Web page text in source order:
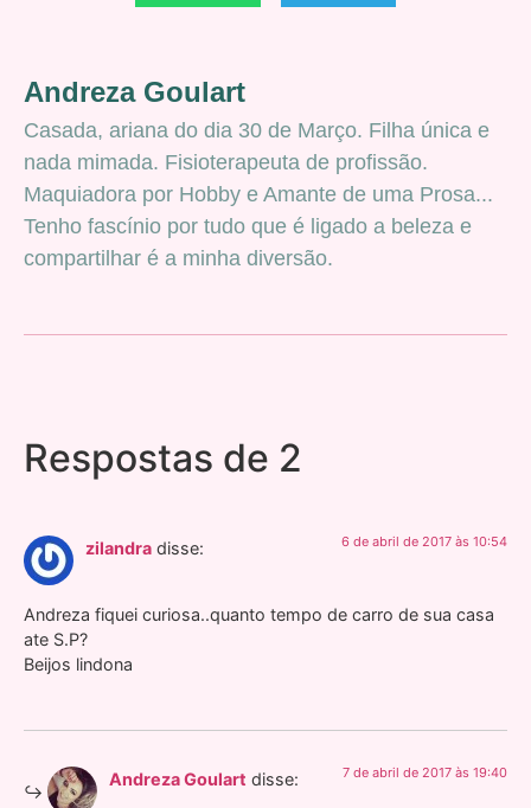
Andreza Goulart
Casada, ariana do dia 30 de Março. Filha única e
nada mimada. Fisioterapeuta de profissão.
Maquiadora por Hobby e Amante de uma Prosa...
Tenho fascínio por tudo que é ligado a beleza e
compartilhar é a minha diversão.
Respostas de 2
zilandra disse: 6 de abril de 2017 às 10:54
Andreza fiquei curiosa..quanto tempo de carro de sua casa
ate S.P?
Beijos lindona
Andreza Goulart disse: 7 de abril de 2017 às 19:40